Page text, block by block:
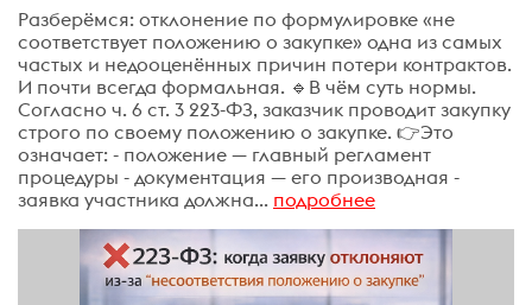
Разберёмся: отклонение по формулировке «не
соответствует положению о закупке» одна из самых
частых и недооценённых причин потери контрактов.
И почти всегда формальная. 🔹В чём суть нормы.
Согласно ч. 6 ст. 3 223-ФЗ, заказчик проводит закупку
строго по своему положению о закупке. 👉Это
означает: - положение — главный регламент
процедуры - документация — его производная -
заявка участника должна... подробнее